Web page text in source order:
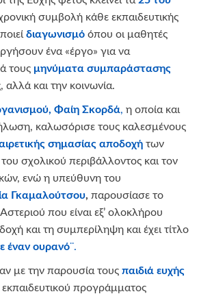
συμβολή κάθε εκπαιδευτικής
διαγωνισμό όπου οι μαθητές
ένα «έργο» για να
τους μηνύματα συμπαράστασης
αλλά και την κοινωνία.
Φαίη Σκορδά, η οποία και
καλωσόρισε τους καλεσμένους
σημασίας αποδοχή των
σχολικού περιβάλλοντος και τον
ενώ η υπεύθυνη του
Γκαμαλούτσου, παρουσίασε το
που είναι εξ’ ολοκλήρου
και τη συμπερίληψη και έχει τίτλο
έναν ουρανό¨.
με την παρουσία τους παιδιά ευχής
εκπαιδευτικού προγράμματος